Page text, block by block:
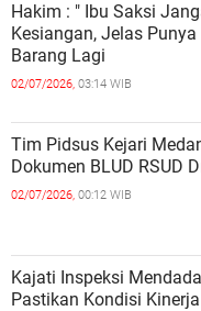
Hakim : " Ibu Saksi
Kesiangan, Jelas
Barang Lagi
02/07/2026, 03:14 WIB
Tim Pidsus Kejari
Dokumen BLUD RSUD
02/07/2026, 00:12 WIB
Kajati Inspeksi
Pastikan Kondisi